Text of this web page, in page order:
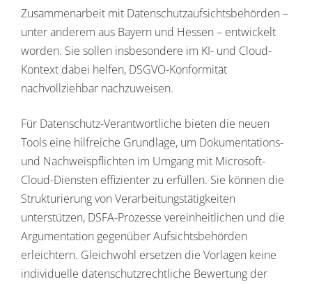
Zusammenarbeit mit Datenschutzaufsichtsbehörden –
unter anderem aus Bayern und Hessen – entwickelt
worden. Sie sollen insbesondere im KI- und Cloud-
Kontext dabei helfen, DSGVO-Konformität
nachvollziehbar nachzuweisen.
Für Datenschutz-Verantwortliche bieten die neuen
Tools eine hilfreiche Grundlage, um Dokumentations-
und Nachweispflichten im Umgang mit Microsoft-
Cloud-Diensten effizienter zu erfüllen. Sie können die
Strukturierung von Verarbeitungstätigkeiten
unterstützen, DSFA-Prozesse vereinheitlichen und die
Argumentation gegenüber Aufsichtsbehörden
erleichtern. Gleichwohl ersetzen die Vorlagen keine
individuelle datenschutzrechtliche Bewertung der